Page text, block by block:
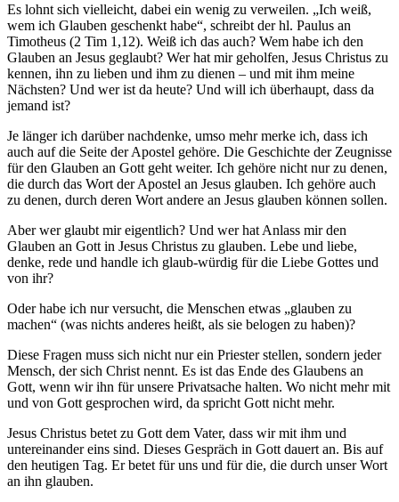
Es lohnt sich vielleicht, dabei ein wenig zu verweilen. „Ich weiß,
wem ich Glauben geschenkt habe“, schreibt der hl. Paulus an
Timotheus (2 Tim 1,12). Weiß ich das auch? Wem habe ich den
Glauben an Jesus geglaubt? Wer hat mir geholfen, Jesus Christus zu
kennen, ihn zu lieben und ihm zu dienen – und mit ihm meine
Nächsten? Und wer ist da heute? Und will ich überhaupt, dass da
jemand ist?
Je länger ich darüber nachdenke, umso mehr merke ich, dass ich
auch auf die Seite der Apostel gehöre. Die Geschichte der Zeugnisse
für den Glauben an Gott geht weiter. Ich gehöre nicht nur zu denen,
die durch das Wort der Apostel an Jesus glauben. Ich gehöre auch
zu denen, durch deren Wort andere an Jesus glauben können sollen.
Aber wer glaubt mir eigentlich? Und wer hat Anlass mir den
Glauben an Gott in Jesus Christus zu glauben. Lebe und liebe,
denke, rede und handle ich glaub-würdig für die Liebe Gottes und
von ihr?
Oder habe ich nur versucht, die Menschen etwas „glauben zu
machen“ (was nichts anderes heißt, als sie belogen zu haben)?
Diese Fragen muss sich nicht nur ein Priester stellen, sondern jeder
Mensch, der sich Christ nennt. Es ist das Ende des Glaubens an
Gott, wenn wir ihn für unsere Privatsache halten. Wo nicht mehr mit
und von Gott gesprochen wird, da spricht Gott nicht mehr.
Jesus Christus betet zu Gott dem Vater, dass wir mit ihm und
untereinander eins sind. Dieses Gespräch in Gott dauert an. Bis auf
den heutigen Tag. Er betet für uns und für die, die durch unser Wort
an ihn glauben.